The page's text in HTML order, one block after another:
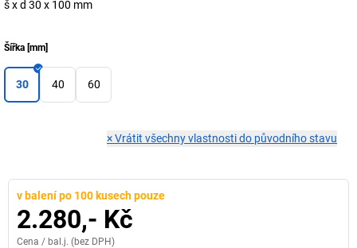
š x d 30 x 100 mm
Šířka [mm]
30 40 60
×Vrátit všechny vlastnosti do původního stavu
v balení po 100 kusech pouze
2.280,- Kč
Cena / bal.j. (bez DPH)